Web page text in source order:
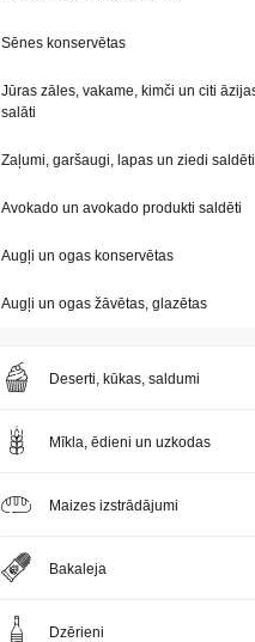
Sēnes konservētas
Jūras zāles, vakame, kimči un citi āzijas
salāti
Zaļumi, garšaugi, lapas un ziedi saldēti
Avokado un avokado produkti saldēti
Augļi un ogas konservētas
Augļi un ogas žāvētas, glazētas
Deserti, kūkas, saldumi
Mīkla, ēdieni un uzkodas
Maizes izstrādājumi
Bakaleja
Dzērieni